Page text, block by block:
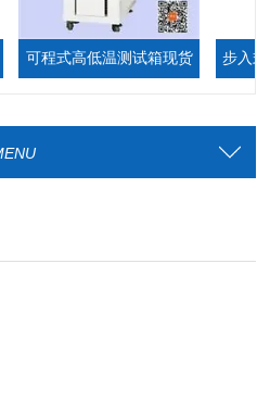
可程式高低温测试箱现货 步入式恒